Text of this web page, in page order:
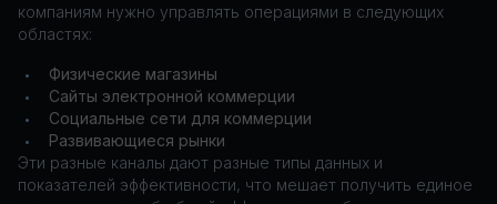
компаниям нужно управлять операциями в следующих
областях:
• Физические магазины
• Сайты электронной коммерции
• Социальные сети для коммерции
•
Развивающиеся рынки
Эти разные каналы дают разные типы данных и
показателей эффективности, что мешает получить единое